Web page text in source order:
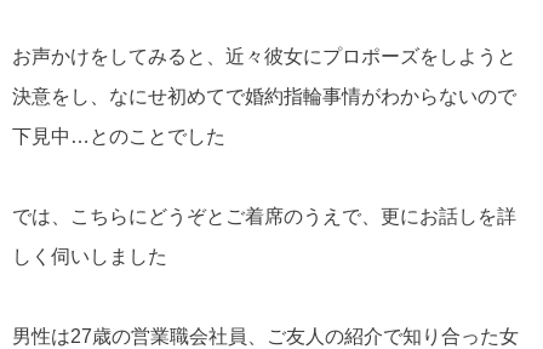
お声かけをしてみると、近々彼女にプロポーズをしようと
決意をし、なにせ初めてで婚約指輪事情がわからないので
下見中…とのことでした
では、こちらにどうぞとご着席のうえで、更にお話しを詳
しく伺いしました
男性は27歳の営業職会社員、ご友人の紹介で知り合った女